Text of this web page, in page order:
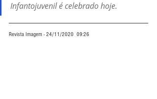
Infantojuvenil é celebrado hoje.
Revista Imagem - 24/11/2020  09:26